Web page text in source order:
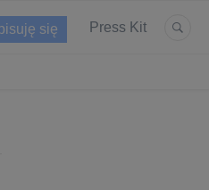
Press Kit